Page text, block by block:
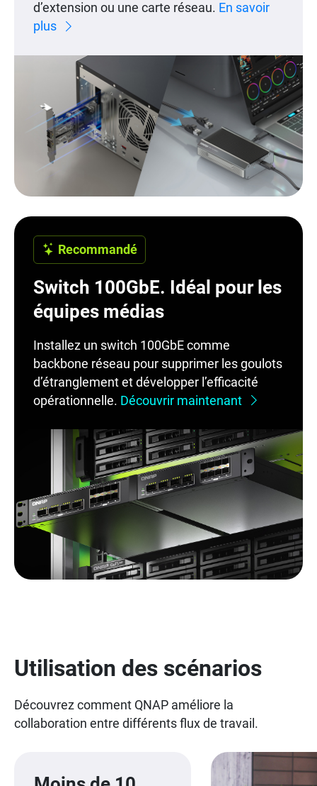
d’extension ou une carte réseau. En savoir
plus
Recommandé
Switch 100GbE. Idéal pour les
équipes médias
Installez un switch 100GbE comme
backbone réseau pour supprimer les goulots
d’étranglement et développer l’efficacité
opérationnelle. Découvrir maintenant
Utilisation des scénarios
Découvrez comment QNAP améliore la
collaboration entre différents flux de travail.